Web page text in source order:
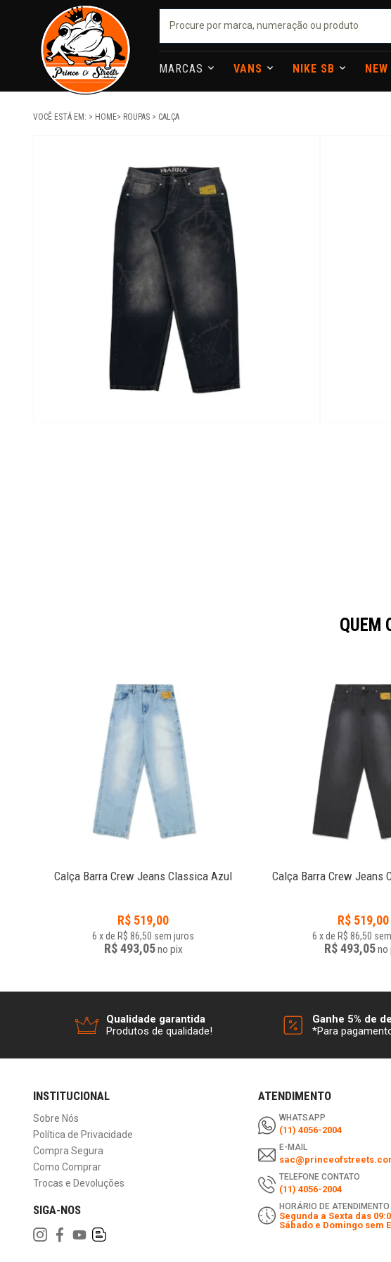
MARCAS VANS NIKE SB
VOCÊ ESTÁ EM: HOME ROUPAS CALÇA
QUEM
Calça Barra Crew Jeans Classica Azul
R$ 519,00
6 xde R$ 86,50 sem juros
R$ 493,05no pix
Calça Barra Crew Jeans
R$ 519,00
6 xde R$ 86,50
R$ 493,05no
Qualidade garantida
Produtos de qualidade!
Ganhe 5% de
*Para
INSTITUCIONAL
Sobre Nós
Política de Privacidade
Compra Segura
Como Comprar
Trocas e Devoluções
SIGA-NOS
ATENDIMENTO
WHATSAPP
(11) 4056-2004
E-MAIL
TELEFONE CONTATO
(11) 4056-2004
HORÁRIO DE ATENDIMENTO
Segunda a Sexta das
Sábado e Domingo sem